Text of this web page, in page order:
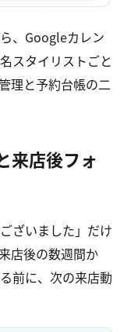
、Googleカレン
スタイリストごと
理と予約台帳の二
来店後フォ
ざいました」だけ
店後の数週間か
前に、次の来店動